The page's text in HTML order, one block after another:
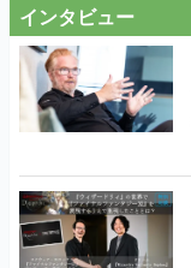
インタビュー